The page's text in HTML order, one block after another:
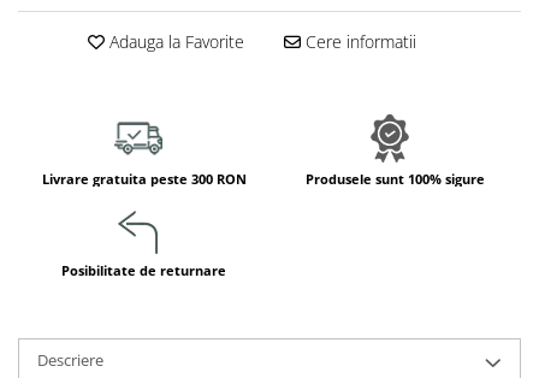
Dezvoltare cognitiva
Dezvoltare psihomotrica
Dezvoltare proprioceptiva
Jucarii de echilibru
Motricitate fina
Adauga la Favorite Cere informatii
Livrare gratuita peste 300 RON Produsele sunt 100% sigure
Posibilitate de returnare
Descriere